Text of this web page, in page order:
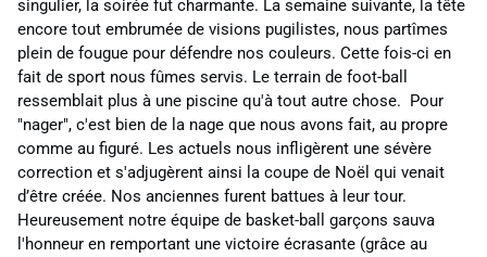
singulier, la soirée fut charmante. La semaine suivante, la tête
encore tout embrumée de visions pugilistes, nous partîmes
plein de fougue pour défendre nos couleurs. Cette fois-ci en
fait de sport nous fûmes servis. Le terrain de foot-ball
ressemblait plus à une piscine qu'à tout autre chose. Pour
"nager", c'est bien de la nage que nous avons fait, au propre
comme au figuré. Les actuels nous infligèrent une sévère
correction et s'adjugèrent ainsi la coupe de Noël qui venait
d’être créée. Nos anciennes furent battues à leur tour.
Heureusement notre équipe de basket-ball garçons sauva
l'honneur en remportant une victoire écrasante (grâce au